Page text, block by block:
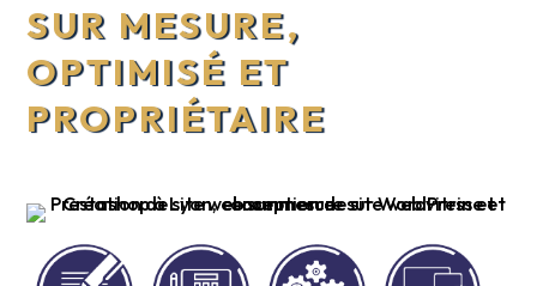
SUR MESURE,
OPTIMISÉ ET
PROPRIÉTAIRE